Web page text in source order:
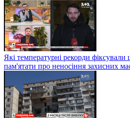
Які температурні рекорди
пам'ятати про неносіння захисних